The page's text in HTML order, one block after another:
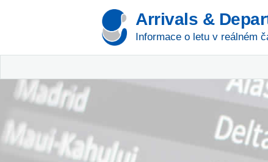
Arrivals &
Informace o letu v reálném